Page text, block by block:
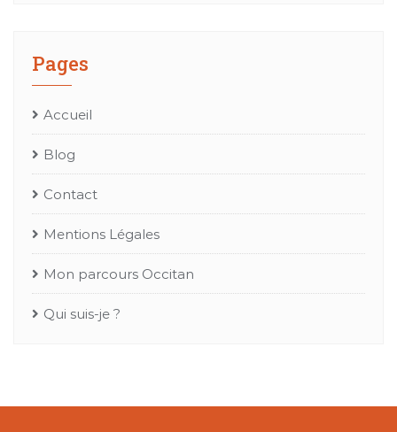
Pages
Accueil
Blog
Contact
Mentions Légales
Mon parcours Occitan
Qui suis-je ?